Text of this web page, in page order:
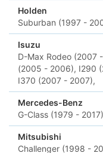
Holden
Suburban (1997 -
Isuzu
D-Max Rodeo (2007
(2005 - 2006), I290
I370 (2007 - 2007),
Mercedes-Benz
G-Class (1979 -
Mitsubishi
Challenger (1998 -